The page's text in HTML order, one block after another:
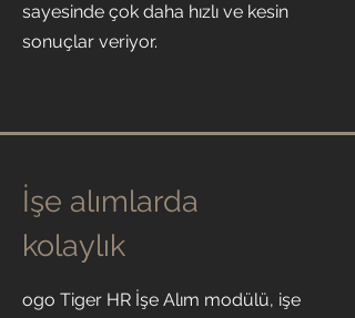
sayesinde çok daha hızlı ve kesin
sonuçlar veriyor.
İşe alımlarda
kolaylık
ogo Tiger HR İşe Alım modülü, işe